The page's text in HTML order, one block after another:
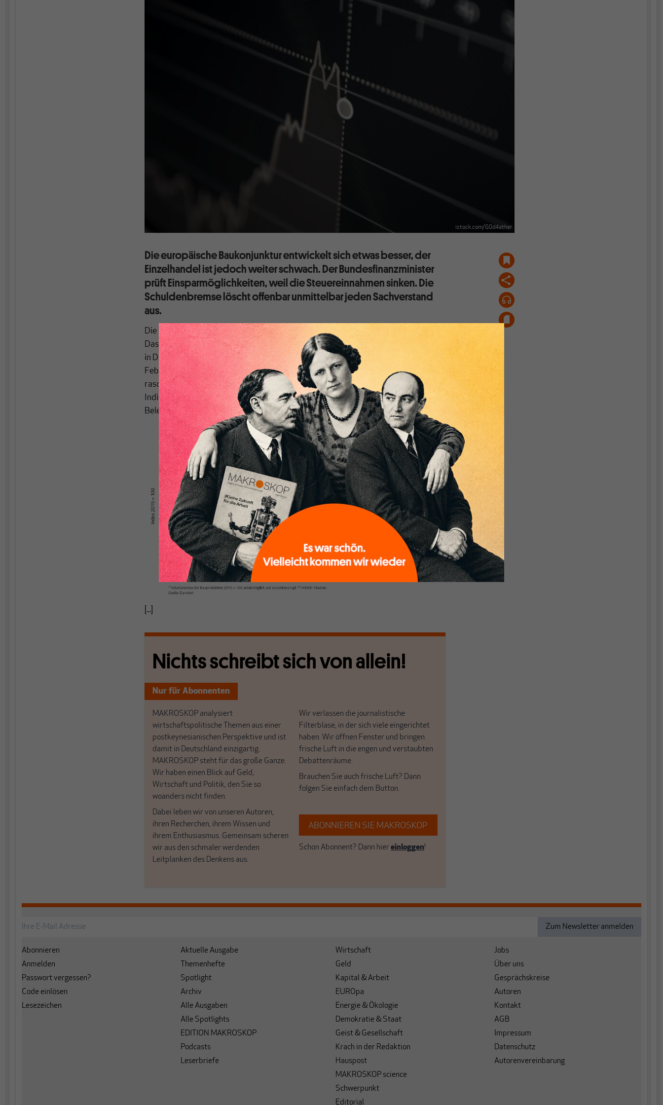
istock.com/G0d4ather
Die europäische Baukonjunktur entwickelt sich etwas besser, der
Einzelhandel ist jedoch weiter schwach. Der Bundesfinanzminister
prüft Einsparmöglichkeiten, weil die Steuereinnahmen sinken. Die
Schuldenbremse löscht offenbar unmittelbar jeden Sachverstand
aus.
Die europäische Baukonjunktur läuft seit der Jahreswende besser (Abbildung 1).
Das liegt an einigen boomenden Ländern in Osteuropa und an einem Aufschwung
in Deutschland. Ob die deutliche Belebung der deutschen Bauproduktion, die im
Februar eingesetzt hat, von Dauer sein wird, oder, wie oft in der Vergangenheit,
rasch wieder korrigiert wird, ist derzeit nicht zu sagen, da die vorlaufenden
Indikatoren widersprüchliche Signale senden. In Frankreich gibt es weiterhin keine
Belebung der Bauwirtschaft.
[...]
Nichts schreibt sich von allein!
Nur für Abonnenten
MAKROSKOP analysiert
wirtschaftspolitische Themen aus einer
postkeynesianischen Perspektive und ist
damit in Deutschland einzigartig.
MAKROSKOP steht für das große Ganze.
Wir haben einen Blick auf Geld,
Wirtschaft und Politik, den Sie so
woanders nicht finden.
Dabei leben wir von unseren Autoren,
ihren Recherchen, ihrem Wissen und
ihrem Enthusiasmus. Gemeinsam scheren
wir aus den schmaler werdenden
Leitplanken des Denkens aus.
Wir verlassen die journalistische
Filterblase, in der sich viele eingerichtet
haben. Wir öffnen Fenster und bringen
frische Luft in die engen und verstaubten
Debattenräume.
Brauchen Sie auch frische Luft? Dann
folgen Sie einfach dem Button.
ABONNIEREN SIE MAKROSKOP
Schon Abonnent? Dann hiereinloggen!
Abonnieren
Anmelden
Passwort vergessen?
Code einlösen
Lesezeichen
Aktuelle Ausgabe
Themenhefte
Spotlight
Archiv
Alle Ausgaben
Alle Spotlights
EDITION MAKROSKOP
Podcasts
Leserbriefe
Wirtschaft
Geld
Kapital & Arbeit
EUROpa
Energie & Ökologie
Demokratie & Staat
Geist & Gesellschaft
Krach in der Redaktion
Hauspost
MAKROSKOP science
Schwerpunkt
Editorial
Jobs
Über uns
Gesprächskreise
Autoren
Kontakt
AGB
Impressum
Datenschutz
Autorenvereinbarung